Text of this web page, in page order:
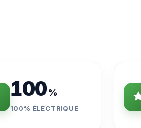
100 %
100% ÉLECTRIQUE